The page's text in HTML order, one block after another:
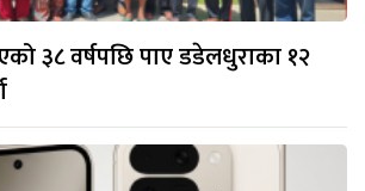
३८ वर्षपछि पाए डडेलधुराका १२